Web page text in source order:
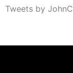
Tweets by